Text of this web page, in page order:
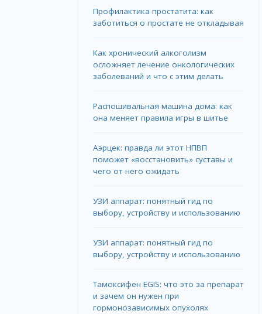
Профилактика простатита: как
заботиться о простате не откладывая
Как хронический алкоголизм
осложняет лечение онкологических
заболеваний и что с этим делать
Распошивальная машина дома: как
она меняет правила игры в шитье
Аэрцек: правда ли этот НПВП
поможет «восстановить» суставы и
чего от него ожидать
УЗИ аппарат: понятный гид по
выбору, устройству и использованию
УЗИ аппарат: понятный гид по
выбору, устройству и использованию
Тамоксифен EGIS: что это за препарат
и зачем он нужен при
гормонозависимых опухолях